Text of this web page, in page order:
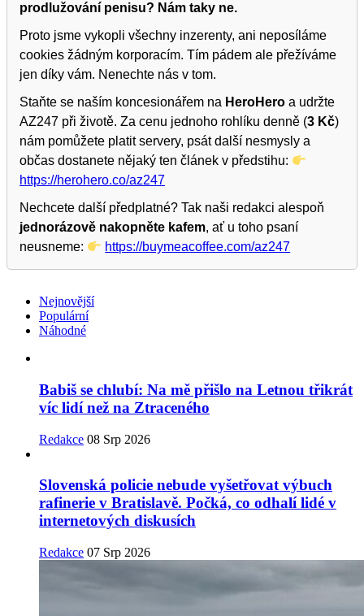
prodlužování penisu? Nám taky ne.
Proto jsme vykopli všechny inzerenty, ani neposíláme
cookies žádným korporacím. Tím pádem ale přežíváme
jen díky vám. Nenechte nás v tom.
Staňte se naším koncesionářem na HeroHero a udržte
AZ247 při životě. Za cenu jednoho rohlíku denně (3 Kč)
nám pomůžete platit servery, psát další nesmysly a
občas dostanete nějaký ten článek v předstihu:
https://herohero.co/az247
Nechcete další předplatné? Tak naši redakci alespoň
jednorázově nakopněte kafem, ať u toho psaní
neusneme:
https://buymeacoffee.com/az247
Nejnovější
Populární
Náhodné
Babiš se chlubí: Na mě přišlo na Letnou třikrát
víc lidí než na Ztraceného
Redakce 08 Srp 2026
Slovenská policie nebude vyšetřovat výbuch
rafinerie v Bratislavě. Počká, co odhalí lidé v
internetových diskusích
Redakce 07 Srp 2026